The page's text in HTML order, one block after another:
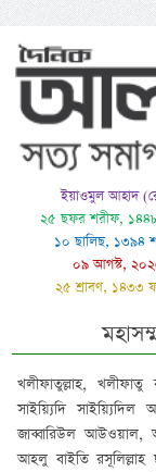
ইয়াওমুল আহাদ
২৫ ছফর শরীফ,
১০ ছালিছ, ১৩৯৪
০৯ আগস্ট,
২৫ শ্রাবণ, ১৪৩৩
খলীফাতুল্লাহ, খলীফাতু
সাইয়্যিদি
জাব্বারিউল আউওয়াল,
আহলু বাইতি রসূলিল্লাহ